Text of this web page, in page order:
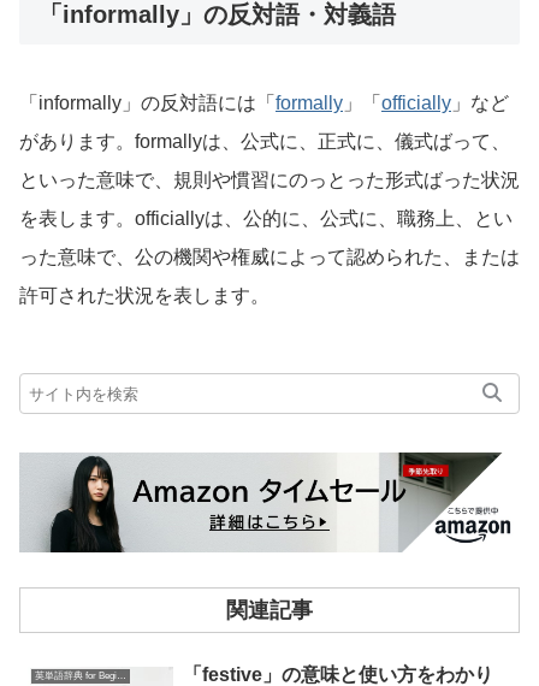
「informally」の反対語・対義語
「informally」の反対語には「 formally 」「 officially 」など
があります。formallyは、公式に、正式に、儀式ばって、
といった意味で、規則や慣習にのっとった形式ばった状況
を表します。officiallyは、公的に、公式に、職務上、とい
った意味で、公の機関や権威によって認められた、または
許可された状況を表します。
関連記事
英単語辞典 for Beginners
「festive」の意味と使い方をわかり